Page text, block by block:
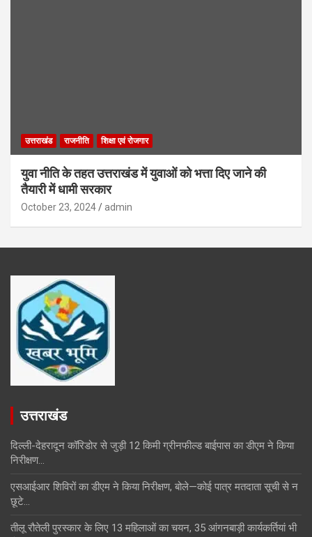
उत्तराखंड राजनीति शिक्षा एवं रोजगार
युवा नीति के तहत उत्तराखंड में युवाओं को भत्ता दिए जाने की
तैयारी में धामी सरकार
October 23, 2024 admin
उत्तराखंड
दिल्ली-देहरादून कॉरिडोर से जुड़ी 12 किमी ग्रीनफील्ड बाईपास का डीएम ने किया
निरीक्षण…
एसआईआर शिविरों का डीएम ने किया निरीक्षण, बोले—कोई पात्र मतदाता सूची से न
छूटे…
तीलू रौतेली पुरस्कार के लिए 13 महिलाओं का चयन, 35 आंगनबाड़ी कार्यकर्तियां भी